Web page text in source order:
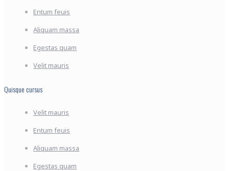
Entum feuis
Aliquam massa
Egestas quam
Velit mauris
Quisque cursus
Velit mauris
Entum feuis
Aliquam massa
Egestas quam